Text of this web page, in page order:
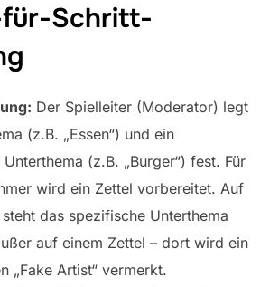
Schritt-
Der Spielleiter (Moderator) legt
(z.B. „Essen“) und ein
(z.B. „Burger“) fest. Für
wird ein Zettel vorbereitet. Auf
das spezifische Unterthema
auf einem Zettel – dort wird ein
„Fake Artist“ vermerkt.